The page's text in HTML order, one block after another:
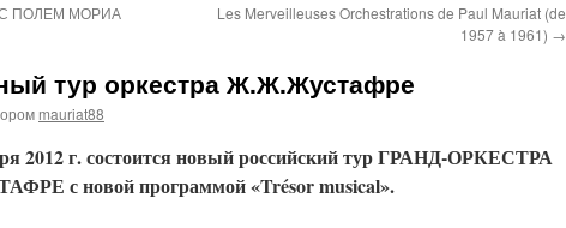
ПОЛЕМ МОРИА
Les Merveilleuses Orchestrations de Paul Mauriat (de
1957 à 1961) →
тур оркестра Ж.Ж.Жустафре
mauriat88
2012 г. состоится новый российский тур ГРАНД-ОРКЕСТРА
с новой программой «Trésor musical».